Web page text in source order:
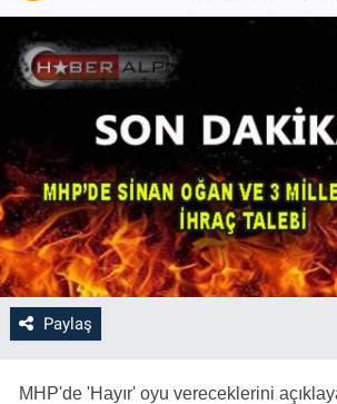
Paylaş
MHP'de 'Hayır' oyu vereceklerini
Haber Arşivi